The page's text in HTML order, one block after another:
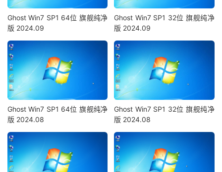
Ghost Win7 SP1 64位 旗舰纯净
版 2024.09
Ghost Win7 SP1 32位 旗舰纯净
版 2024.09
Ghost Win7 SP1 64位 旗舰纯净
版 2024.08
Ghost Win7 SP1 32位 旗舰纯净
版 2024.08